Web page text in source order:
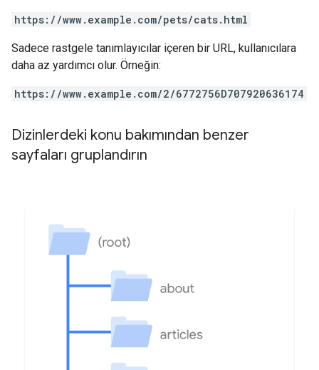
https://www.example.com/pets/cats.html
Sadece rastgele tanımlayıcılar içeren bir URL, kullanıcılara
daha az yardımcı olur. Örneğin:
https://www.example.com/2/6772756D707920636174
Dizinlerdeki konu bakımından benzer
sayfaları gruplandırın